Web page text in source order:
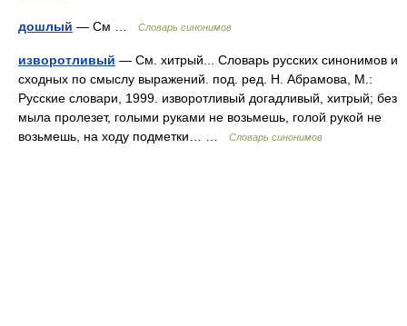
дошлый — См … Словарь синонимов
изворотливый — См. хитрый... Словарь русских синонимов и
сходных по смыслу выражений. под. ред. Н. Абрамова, М.:
Русские словари, 1999. изворотливый догадливый, хитрый; без
мыла пролезет, голыми руками не возьмешь, голой рукой не
возьмешь, на ходу подметки… …
Словарь синонимов